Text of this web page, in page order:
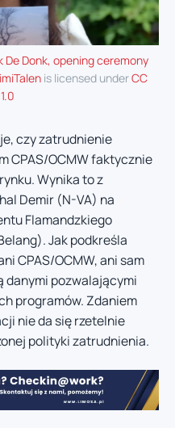
Donk, opening ceremony
is licensed underCC
czy zatrudnienie
CPAS/OCMW faktycznie
Wynika to z
Demir (N-VA) na
Flamandzkiego
Jak podkreśla
CPAS/OCMW, ani sam
danymi pozwalającymi
programów. Zdaniem
nie da się rzetelnie
polityki zatrudnienia.